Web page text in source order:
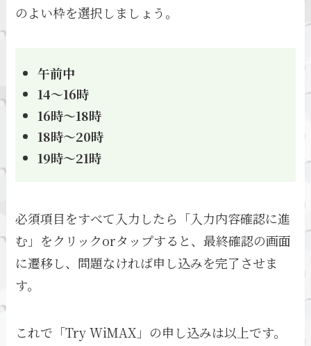
のよい枠を選択しましょう。
午前中
14～16時
16時～18時
18時～20時
19時～21時
必須項目をすべて入力したら「入力内容確認に進
む」をクリックorタップすると、最終確認の画面
に遷移し、問題なければ申し込みを完了させま
す。
これで「Try WiMAX」の申し込みは以上です。